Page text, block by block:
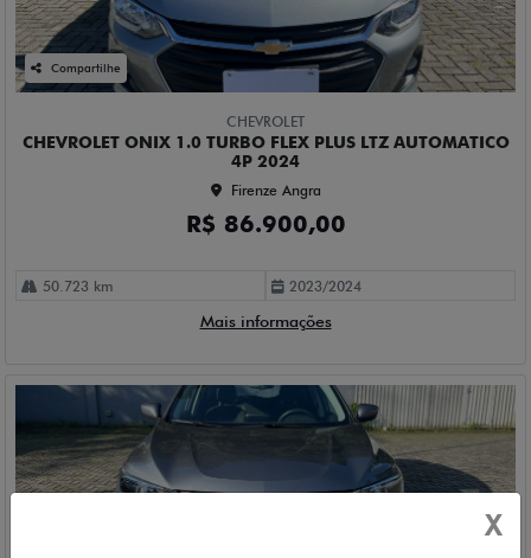
Compartilhe
CHEVROLET
CHEVROLET ONIX 1.0 TURBO FLEX PLUS LTZ AUTOMATICO
4P 2024
Firenze Angra
R$ 86.900,00
50.723 km 2023/2024
Mais informações
X